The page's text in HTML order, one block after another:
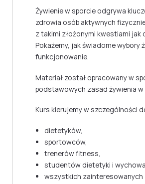
Żywienie w sporcie odgrywa
zdrowia osób aktywnych
z takimi złożonymi kwestiami
Pokażemy, jak świadome
funkcjonowanie.
Materiał został opracowany w
podstawowych zasad żywienia
Kurs kierujemy w szczególności
dietetyków,
sportowców,
trenerów fitness,
studentów dietetyki i
wszystkich zainteresowanych